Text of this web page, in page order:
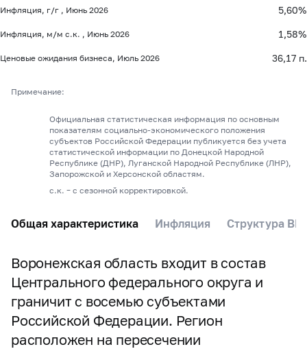
Инфляция, г/г , Июнь 2026 5,60%
Инфляция, м/м с.к. , Июнь 2026 1,58%
Ценовые ожидания бизнеса, Июль 2026 36,17 п.
Примечание:
Официальная статистическая информация по основным
показателям социально-экономического положения
субъектов Российской Федерации публикуется без учета
статистической информации по Донецкой Народной
Республике (ДНР), Луганской Народной Республике (ЛНР),
Запорожской и Херсонской областям.
с.к. – с сезонной корректировкой.
Общая характеристика Инфляция Структура
Воронежская область входит в состав
Центрального федерального округа и
граничит с восемью субъектами
Российской Федерации. Регион
расположен на пересечении